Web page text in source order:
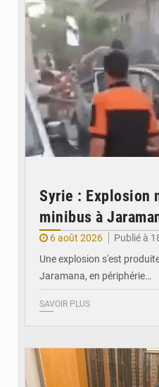
Syrie : Explosion
minibus à
6 août 2026
Publié à
Une explosion s'est
Jaramana, en périphérie…
SAVOIR PLUS